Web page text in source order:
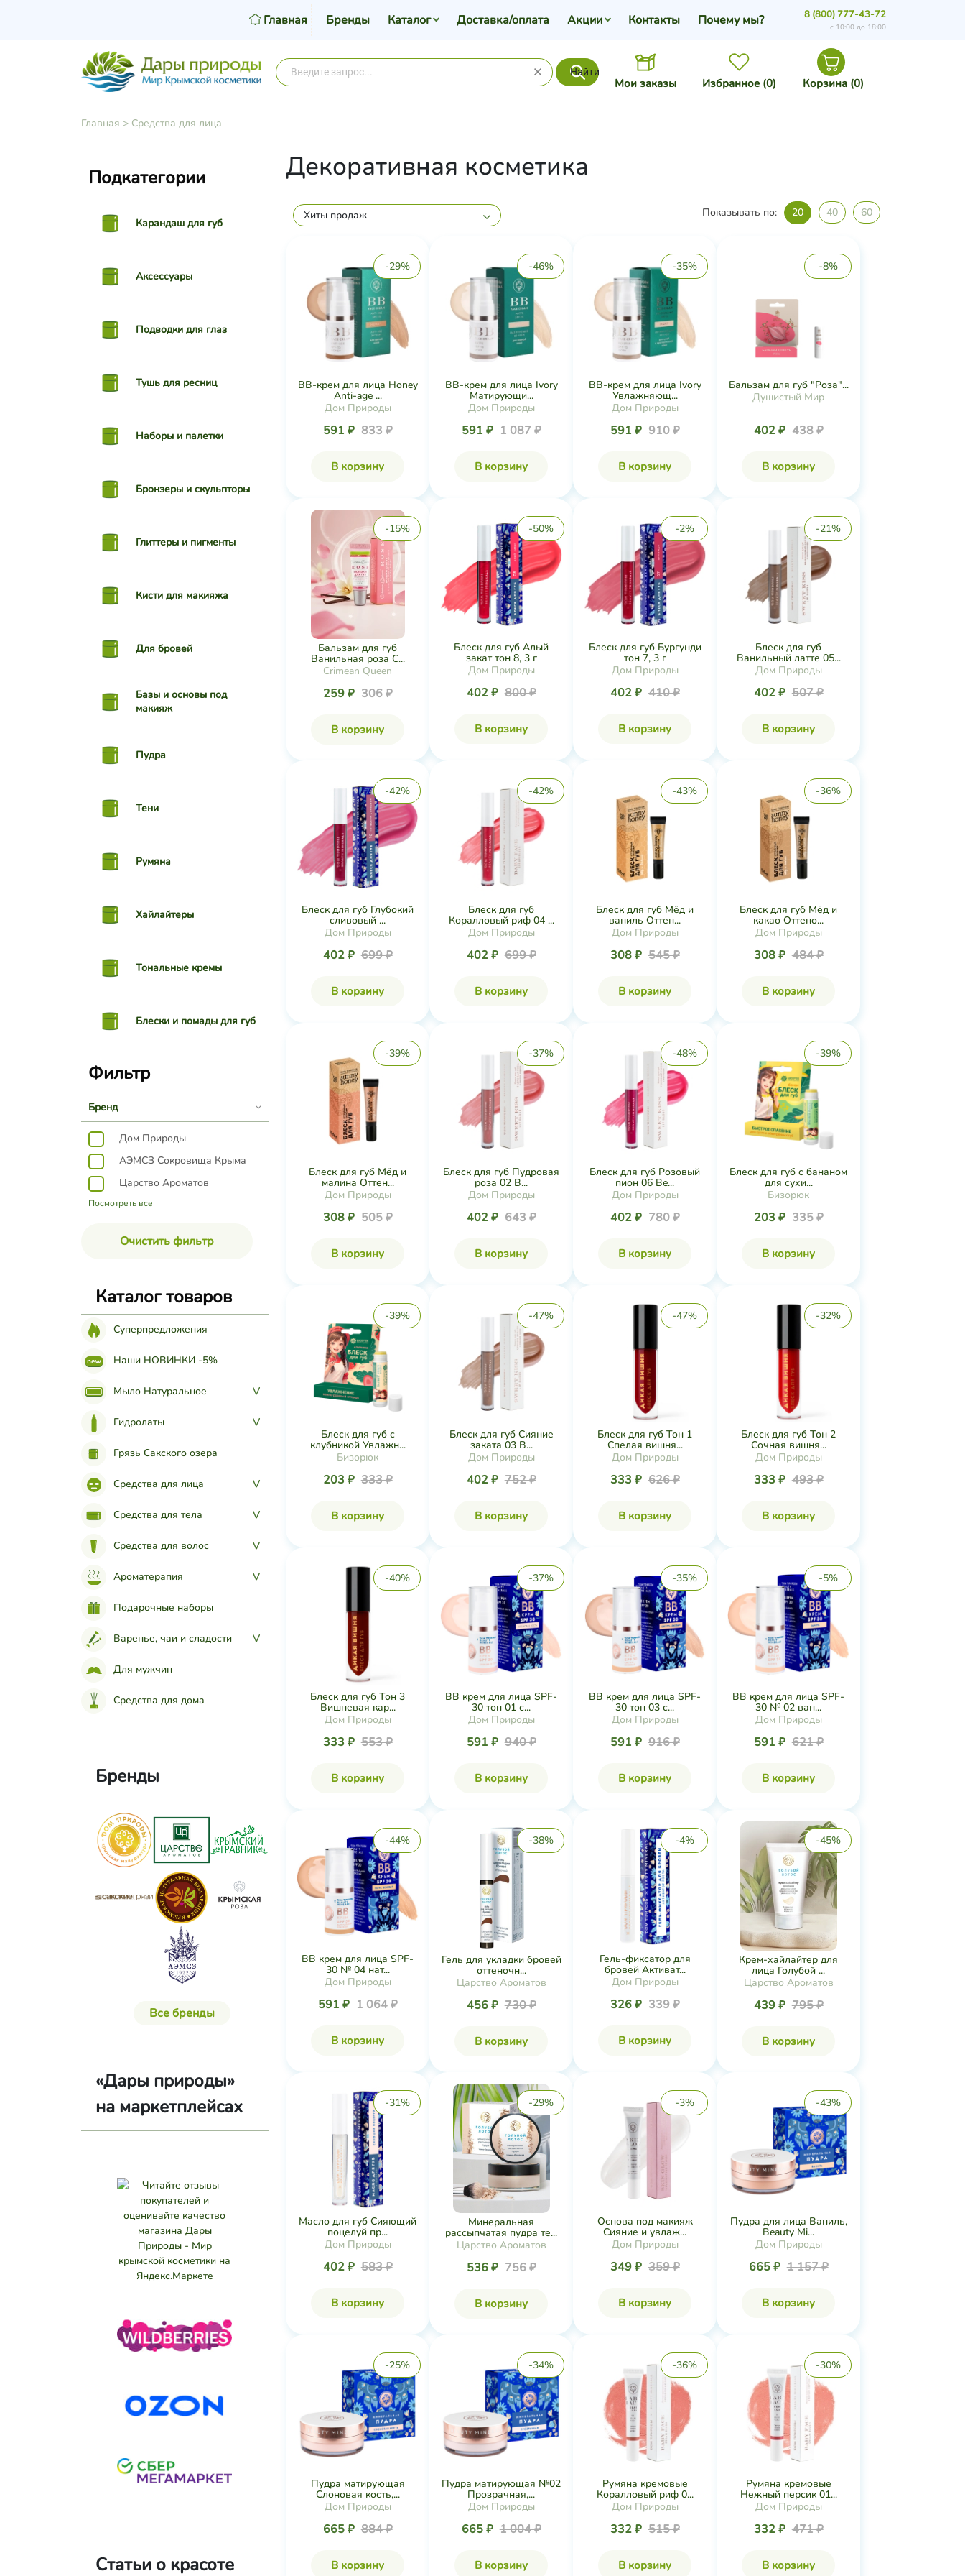
Найти
Мои заказы Избранное (0) Корзина (0)
Главная Бренды Каталог Доставка/оплата Акции Контакты Почему мы? 8 (800) 777-43-72
с 10:00 до 18:00
Главная > Средства для лица
Подкатегории
Карандаш для губ
Аксессуары
Подводки для глаз
Тушь для ресниц
Наборы и палетки
Бронзеры и скульпторы
Глиттеры и пигменты
Кисти для макияжа
Для бровей
Базы и основы под
макияж
Пудра
Тени
Румяна
Хайлайтеры
Тональные кремы
Блески и помады для губ
Фильтр
Бренд
Дом Природы
АЭМСЗ Сокровища Крыма
Царство Ароматов
Посмотреть все
Очистить фильтр
Каталог товаров
Суперпредложения
Наши НОВИНКИ -5%
Мыло Натуральное >
Гидролаты >
Грязь Сакского озера
Средства для лица >
Средства для тела >
Средства для волос >
Ароматерапия >
Подарочные наборы
Варенье, чаи и сладости >
Для мужчин
Средства для дома
Бренды
Все бренды
«Дары природы»
на маркетплейсах
Статьи о красоте
Декоративная косметика
Хиты продаж Показывать по: 20 40 60
-29%
BB-крем для лица Honey
Anti-age ...
Дом Природы
591 ₽ 833 ₽
В корзину
-46%
BB-крем для лица Ivory
Матирующи...
Дом Природы
591 ₽ 1 087 ₽
В корзину
-35%
BB-крем для лица Ivory
Увлажняющ...
Дом Природы
591 ₽ 910 ₽
В корзину
-8%
Бальзам для губ "Роза"...
Душистый Мир
402 ₽ 438 ₽
В корзину
-15%
Бальзам для губ
Ванильная роза C...
Crimean Queen
259 ₽ 306 ₽
В корзину
-50%
Блеск для губ Алый
закат тон 8, 3 г
Дом Природы
402 ₽ 800 ₽
В корзину
-2%
Блеск для губ Бургунди
тон 7, 3 г
Дом Природы
402 ₽ 410 ₽
В корзину
-21%
Блеск для губ
Ванильный латте 05...
Дом Природы
402 ₽ 507 ₽
В корзину
-42%
Блеск для губ Глубокий
сливовый ...
Дом Природы
402 ₽ 699 ₽
В корзину
-42%
Блеск для губ
Коралловый риф 04 ...
Дом Природы
402 ₽ 699 ₽
В корзину
-43%
Блеск для губ Мёд и
ваниль Оттен...
Дом Природы
308 ₽ 545 ₽
В корзину
-36%
Блеск для губ Мёд и
какао Оттено...
Дом Природы
308 ₽ 484 ₽
В корзину
-39%
Блеск для губ Мёд и
малина Оттен...
Дом Природы
308 ₽ 505 ₽
В корзину
-37%
Блеск для губ Пудровая
роза 02 B...
Дом Природы
402 ₽ 643 ₽
В корзину
-48%
Блеск для губ Розовый
пион 06 Be...
Дом Природы
402 ₽ 780 ₽
В корзину
-39%
Блеск для губ с бананом
для сухи...
Бизорюк
203 ₽ 335 ₽
В корзину
-39%
Блеск для губ с
клубникой Увлажн...
Бизорюк
203 ₽ 333 ₽
В корзину
-47%
Блеск для губ Сияние
заката 03 B...
Дом Природы
402 ₽ 752 ₽
В корзину
-47%
Блеск для губ Тон 1
Спелая вишня...
Дом Природы
333 ₽ 626 ₽
В корзину
-32%
Блеск для губ Тон 2
Сочная вишня...
Дом Природы
333 ₽ 493 ₽
В корзину
-40%
Блеск для губ Тон 3
Вишневая кар...
Дом Природы
333 ₽ 553 ₽
В корзину
-37%
ВВ крем для лица SPF-
30 тон 01 с...
Дом Природы
591 ₽ 940 ₽
В корзину
-35%
ВВ крем для лица SPF-
30 тон 03 с...
Дом Природы
591 ₽ 916 ₽
В корзину
-5%
ВВ крем для лица SPF-
30 № 02 ван...
Дом Природы
591 ₽ 621 ₽
В корзину
-44%
ВВ крем для лица SPF-
30 № 04 нат...
Дом Природы
591 ₽ 1 064 ₽
В корзину
-38%
Гель для укладки бровей
оттеночн...
Царство Ароматов
456 ₽ 730 ₽
В корзину
-4%
Гель-фиксатор для
бровей Активат...
Дом Природы
326 ₽ 339 ₽
В корзину
-45%
Крем-хайлайтер для
лица Голубой ...
Царство Ароматов
439 ₽ 795 ₽
В корзину
-31%
Масло для губ Сияющий
поцелуй пр...
Дом Природы
402 ₽ 583 ₽
В корзину
-29%
Минеральная
рассыпчатая пудра те...
Царство Ароматов
536 ₽ 756 ₽
В корзину
-3%
Основа под макияж
Сияние и увлаж...
Дом Природы
349 ₽ 359 ₽
В корзину
-43%
Пудра для лица Ваниль,
Beauty Mi...
Дом Природы
665 ₽ 1 157 ₽
В корзину
-25%
Пудра матирующая
Слоновая кость,...
Дом Природы
665 ₽ 884 ₽
В корзину
-34%
Пудра матирующая №02
Прозрачная,...
Дом Природы
665 ₽ 1 004 ₽
В корзину
-36%
Румяна кремовые
Коралловый риф 0...
Дом Природы
332 ₽ 515 ₽
В корзину
-30%
Румяна кремовые
Нежный персик 01...
Дом Природы
332 ₽ 471 ₽
В корзину